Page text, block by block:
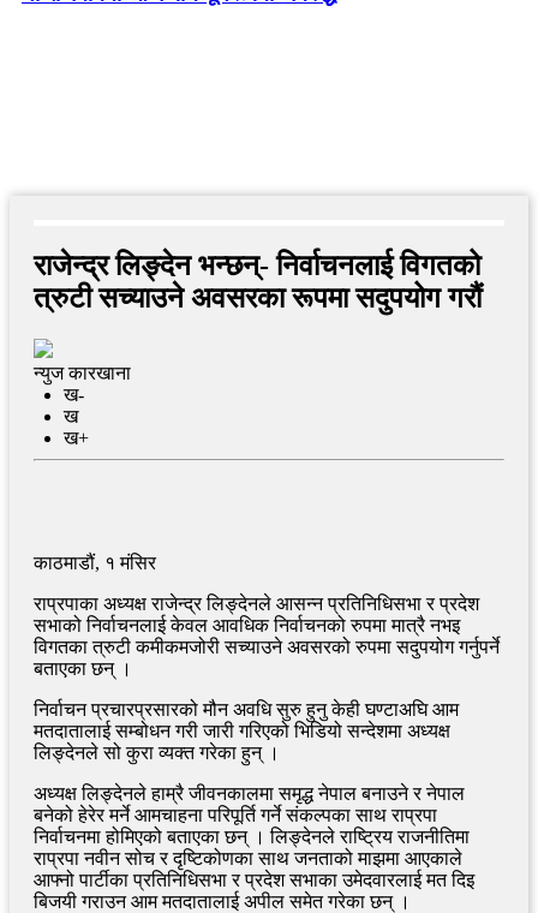
राजेन्द्र लिङ्देन भन्छन्- निर्वाचनलाई विगतको
त्रुटी सच्याउने अवसरका रूपमा सदुपयोग गरौं
न्युज कारखाना
ख-
ख
ख+
काठमाडौं, १ मंसिर
राप्रपाका अध्यक्ष राजेन्द्र लिङ्देनले आसन्न प्रतिनिधिसभा र प्रदेश
सभाको निर्वाचनलाई केवल आवधिक निर्वाचनको रुपमा मात्रै नभइ
विगतका त्रुटी कमीकमजोरी सच्याउने अवसरको रुपमा सदुपयोग गर्नुपर्ने
बताएका छन् ।
निर्वाचन प्रचारप्रसारको मौन अवधि सुरु हुनु केही घण्टाअघि आम
मतदातालाई सम्बोधन गरी जारी गरिएको भिडियो सन्देशमा अध्यक्ष
लिङ्देनले सो कुरा व्यक्त गरेका हुन् ।
अध्यक्ष लिङ्देनले हाम्रै जीवनकालमा समृद्ध नेपाल बनाउने र नेपाल
बनेको हेरेर मर्ने आमचाहना परिपूर्ति गर्ने संकल्पका साथ राप्रपा
निर्वाचनमा होमिएको बताएका छन् । लिङ्देनले राष्ट्रिय राजनीतिमा
राप्रपा नवीन सोच र दृष्टिकोणका साथ जनताको माझमा आएकाले
आफ्नो पार्टीका प्रतिनिधिसभा र प्रदेश सभाका उमेदवारलाई मत दिइ
बिजयी गराउन आम मतदातालाई अपील समेत गरेका छन् ।